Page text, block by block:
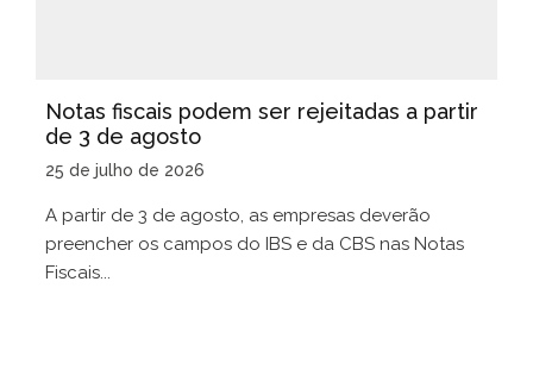
Notas fiscais podem ser rejeitadas a partir
de 3 de agosto
25 de julho de 2026
A partir de 3 de agosto, as empresas deverão
preencher os campos do IBS e da CBS nas Notas
Fiscais...